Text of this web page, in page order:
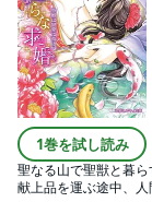
1巻を試し読み
聖なる山で聖獣と暮
献上品を運ぶ途中、